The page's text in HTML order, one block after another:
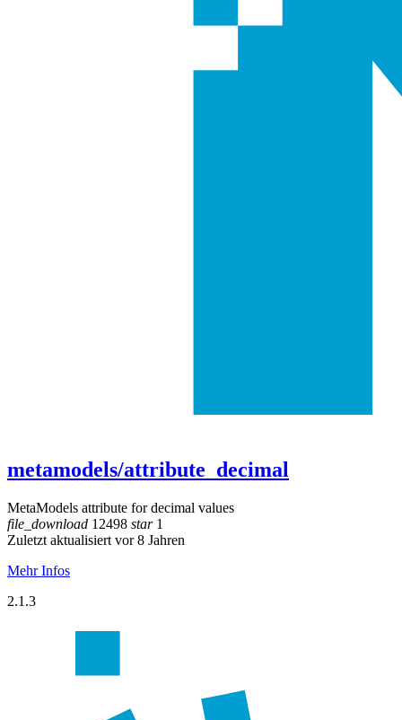
metamodels/attribute_decimal
MetaModels attribute for decimal values
file_download 12498 star1
Zuletzt aktualisiert vor 8 Jahren
Mehr Infos
2.1.3